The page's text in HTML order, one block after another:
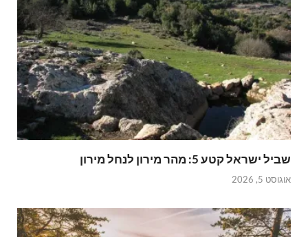
שביל ישראל קטע 5: מהר מירון לנחל מירון
אוגוסט 5, 2026